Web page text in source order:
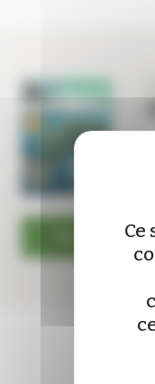
Ce
Feuilleter le